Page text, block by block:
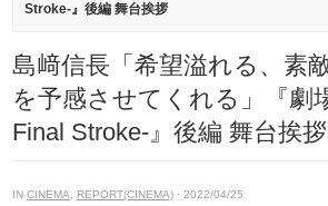
Stroke-』後編 舞台挨拶
島﨑信長「希望溢れる、素
を予感させてくれる」『劇
Final Stroke-』後編 舞台挨拶
INCINEMA REPORT(CINEMA) · 2022/04/25